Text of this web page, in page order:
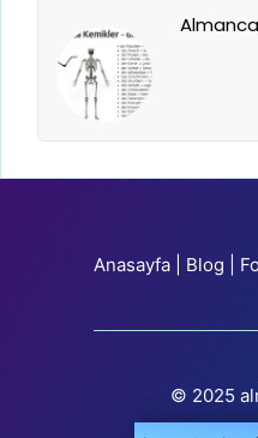
Anasayfa| Blog
© 2025